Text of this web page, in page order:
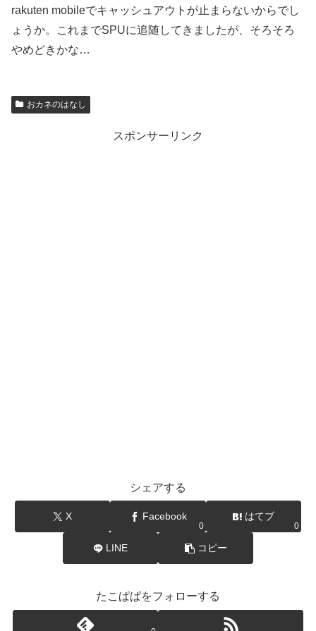
rakuten mobileでキャッシュアウトが止まらないからでし
ょうか。これまでSPUに追随してきましたが、そろそろ
やめどきかな…
おカネのはなし
スポンサーリンク
シェアする
X Facebook
0
はてブ
0
LINE コピー
たこぱぱをフォローする